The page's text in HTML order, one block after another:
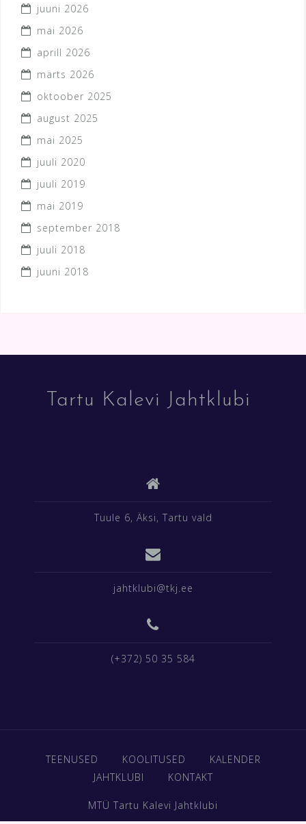
juuni 2026
mai 2026
aprill 2026
märts 2026
oktoober 2025
august 2025
mai 2025
juuli 2020
juuli 2019
mai 2019
september 2018
juuli 2018
juuni 2018
Tartu Kalevi Jahtklubi
Tuule 6, Äksi, Tartu vald
jahtklubi@tkj.ee
(+372) 50 35 584
TEENUSED KOOLITUSED
KALENDER
JAHTKLUBI
KONTAKT
MTÜ Tartu Kalevi Jahtklubi